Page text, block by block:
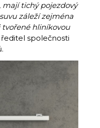
mají tichý pojezdový
záleží zejména
tvořené hliníkovou
společnosti